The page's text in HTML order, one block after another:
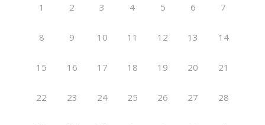
1 2 3 4 5 6 7
8 9 10 11 12 13 14
15 16 17 18 19 20 21
22 23 24 25 26 27 28